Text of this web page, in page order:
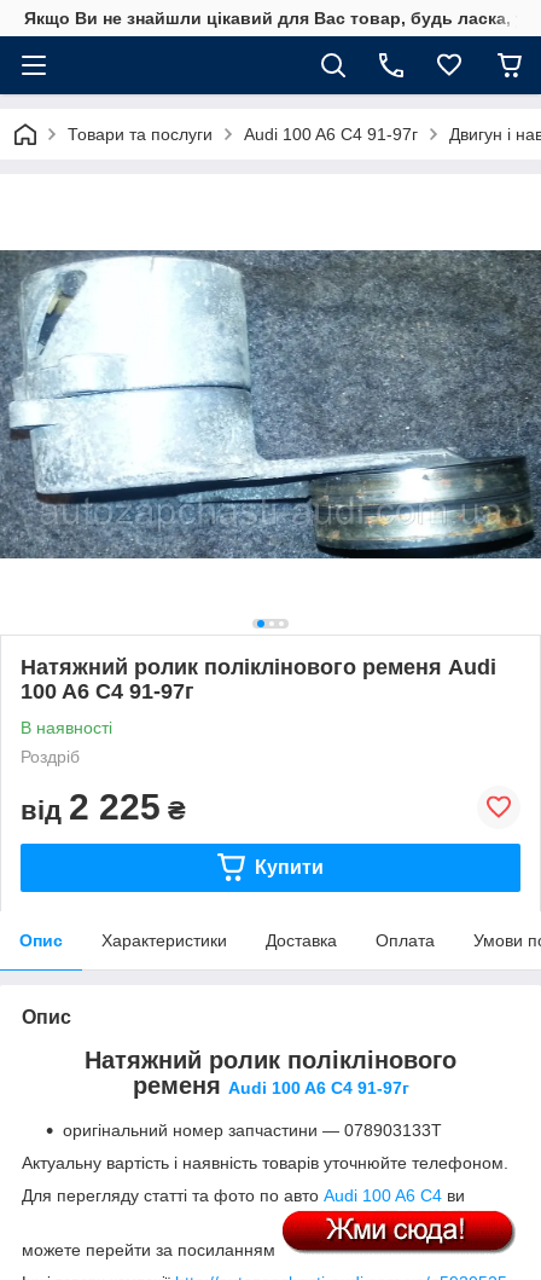
Якщо Ви не знайшли цікавий для Вас товар, будь ласка,
Товари та послуги Audi 100 A6 C4 91-97г Двигун і
Натяжний ролик поліклінового ременя Audi
100 A6 C4 91-97г
В наявності
Роздріб
від 2 225 ₴
Купити
Опис Характеристики Доставка Оплата Умови
Опис
Натяжний ролик поліклінового
ременя Audi 100 A6 C4 91-97г
оригінальний номер запчастини — 078903133T
Актуальну вартість і наявність товарів уточнюйте телефоном.
Для перегляду статті та фото по авто Audi 100 A6 C4 ви
можете перейти за посиланням